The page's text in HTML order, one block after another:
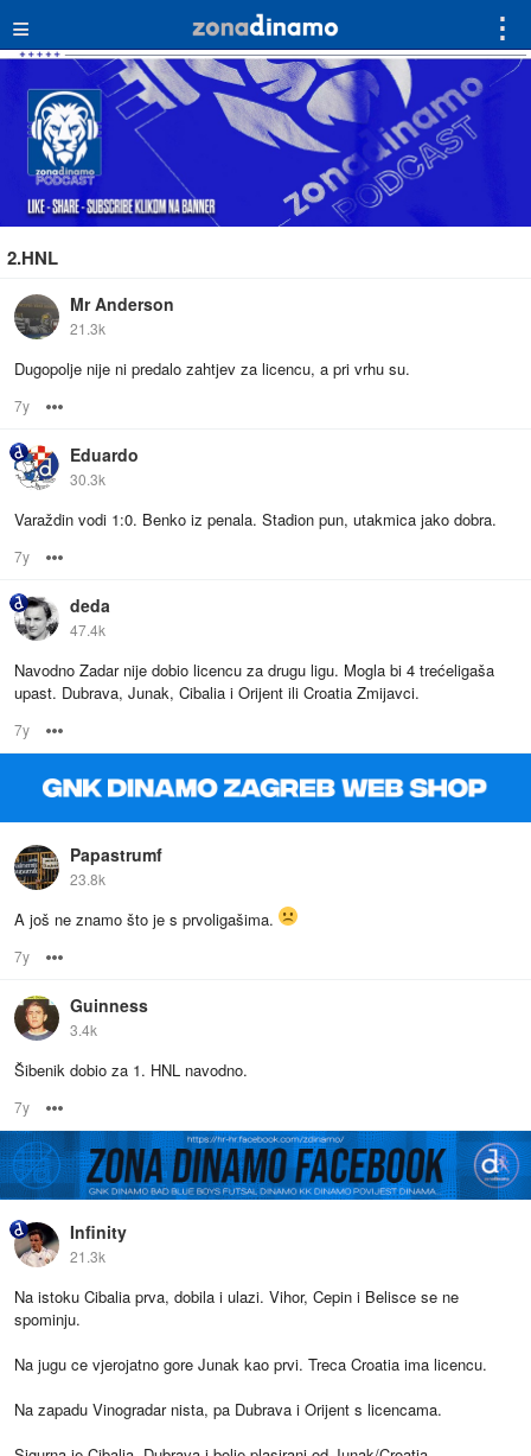
≡ ⋮
2.HNL
Mr Anderson
21.3k
Dugopolje nije ni predalo zahtjev za licencu, a pri vrhu su.
7y
Eduardo
30.3k
Varaždin vodi 1:0. Benko iz penala. Stadion pun, utakmica jako dobra.
7y
deda
47.4k
Navodno Zadar nije dobio licencu za drugu ligu. Mogla bi 4 trećeligaša
upast. Dubrava, Junak, Cibalia i Orijent ili Croatia Zmijavci.
7y
Papastrumf
23.8k
A još ne znamo što je s prvoligašima.
7y
Guinness
3.4k
Šibenik dobio za 1. HNL navodno.
7y
Infinity
21.3k
Na istoku Cibalia prva, dobila i ulazi. Vihor, Cepin i Belisce se ne
spominju.
Na jugu ce vjerojatno gore Junak kao prvi. Treca Croatia ima licencu.
Na zapadu Vinogradar nista, pa Dubrava i Orijent s licencama.